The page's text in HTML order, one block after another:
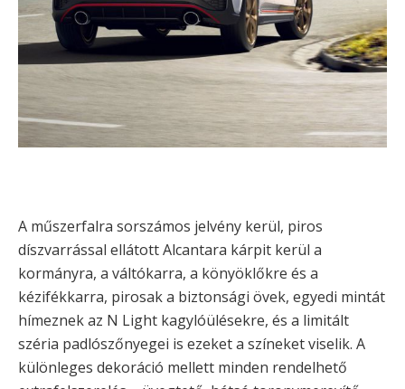
A műszerfalra sorszámos jelvény kerül, piros
díszvarrással ellátott Alcantara kárpit kerül a
kormányra, a váltókarra, a könyöklőkre és a
kézifékkarra, pirosak a biztonsági övek, egyedi mintát
hímeznek az N Light kagylóülésekre, és a limitált
széria padlószőnyegei is ezeket a színeket viselik. A
különleges dekoráció mellett minden rendelhető